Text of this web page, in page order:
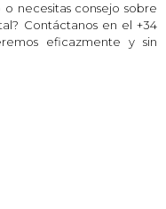
necesitas consejo sobre
Contáctanos en el +34
eficazmente y sin